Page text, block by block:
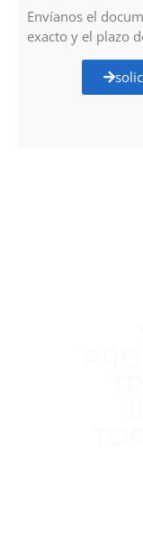
Envíanos el
exacto y el plazo